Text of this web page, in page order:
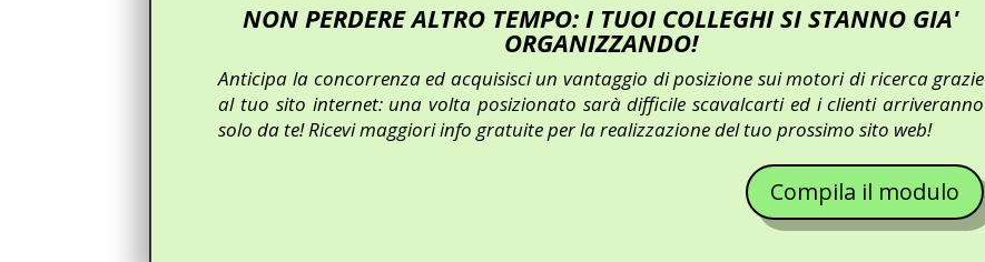
NON PERDERE ALTRO TEMPO: I TUOI COLLEGHI SI STANNO GIA'
ORGANIZZANDO!
Anticipa la concorrenza ed acquisisci un vantaggio di posizione sui motori di ricerca grazie
al tuo sito internet: una volta posizionato sarà difficile scavalcarti ed i clienti arriveranno
solo da te! Ricevi maggiori info gratuite per la realizzazione del tuo prossimo sito web!
Compila il modulo